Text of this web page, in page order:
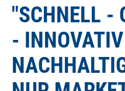
"SCHNELL -
-